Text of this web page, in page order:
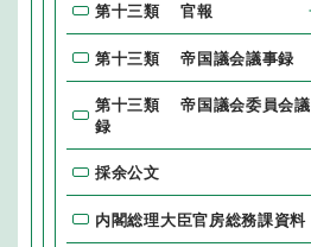
第十三類 官報
第十三類 帝国議会議事録
第十三類 帝国議会委員会議
録
採余公文
内閣総理大臣官房総務課資料